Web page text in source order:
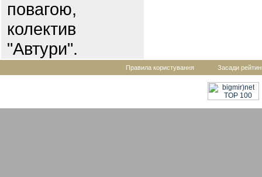
повагою,
колектив
"Автури".
Правила користування Засади